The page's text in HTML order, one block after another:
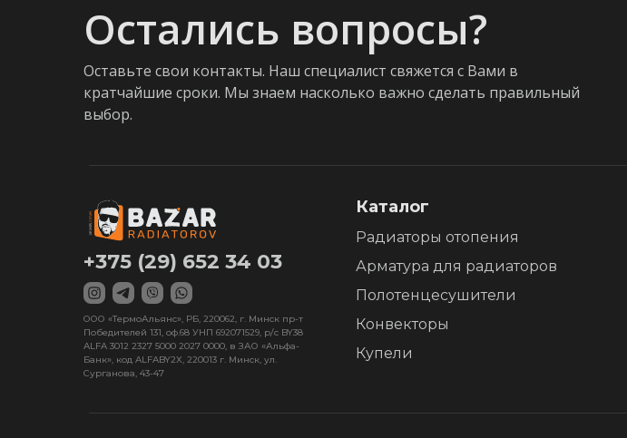
Остались вопросы?
Оставьте свои контакты. Наш специалист свяжется с Вами в
кратчайшие сроки. Мы знаем насколько важно сделать правильный
выбор.
+375 (29) 652 34 03
Каталог
Радиаторы отопения
Арматура для радиаторов
Полотенцесушители
Конвекторы
Купели
ООО «ТермоАльянс», РБ, 220062, г. Минск пр-т
Победителей 131, оф.68 УНП 692071529, р/с BY38
ALFA 3012 2327 5000 2027 0000, в ЗАО «Альфа-
Банк», код ALFABY2X, 220013 г. Минск, ул.
Сурганова, 43-47